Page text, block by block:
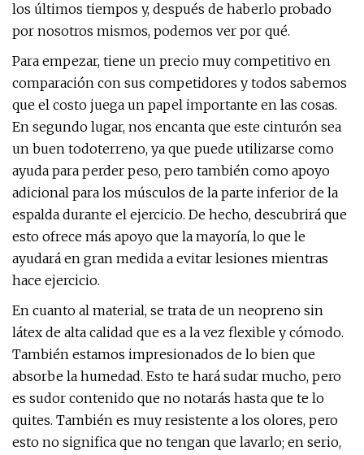
los últimos tiempos y, después de haberlo probado
por nosotros mismos, podemos ver por qué.
Para empezar, tiene un precio muy competitivo en
comparación con sus competidores y todos sabemos
que el costo juega un papel importante en las cosas.
En segundo lugar, nos encanta que este cinturón sea
un buen todoterreno, ya que puede utilizarse como
ayuda para perder peso, pero también como apoyo
adicional para los músculos de la parte inferior de la
espalda durante el ejercicio. De hecho, descubrirá que
esto ofrece más apoyo que la mayoría, lo que le
ayudará en gran medida a evitar lesiones mientras
hace ejercicio.
En cuanto al material, se trata de un neopreno sin
látex de alta calidad que es a la vez flexible y cómodo.
También estamos impresionados de lo bien que
absorbe la humedad. Esto te hará sudar mucho, pero
es sudor contenido que no notarás hasta que te lo
quites. También es muy resistente a los olores, pero
esto no significa que no tengan que lavarlo; en serio,